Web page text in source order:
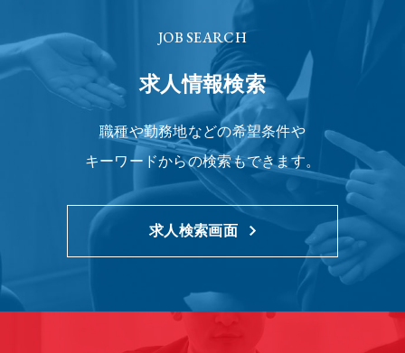
JOB SEARCH
求人情報検索
職種や勤務地などの希望条件や
キーワードからの検索もできます。
求人検索画面